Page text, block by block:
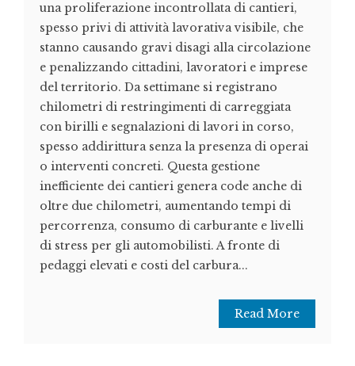
una proliferazione incontrollata di cantieri,
spesso privi di attività lavorativa visibile, che
stanno causando gravi disagi alla circolazione
e penalizzando cittadini, lavoratori e imprese
del territorio. Da settimane si registrano
chilometri di restringimenti di carreggiata
con birilli e segnalazioni di lavori in corso,
spesso addirittura senza la presenza di operai
o interventi concreti. Questa gestione
inefficiente dei cantieri genera code anche di
oltre due chilometri, aumentando tempi di
percorrenza, consumo di carburante e livelli
di stress per gli automobilisti. A fronte di
pedaggi elevati e costi del carbura...
Read More